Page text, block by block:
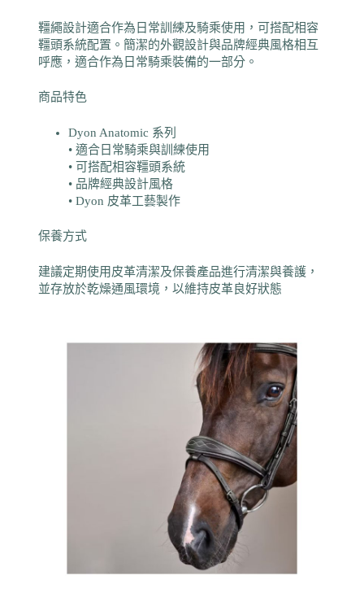
韁繩設計適合作為日常訓練及騎乘使用，可搭配相容
韁頭系統配置。簡潔的外觀設計與品牌經典風格相互
呼應，適合作為日常騎乘裝備的一部分。
商品特色
Dyon Anatomic 系列
• 適合日常騎乘與訓練使用
• 可搭配相容韁頭系統
• 品牌經典設計風格
• Dyon 皮革工藝製作
保養方式
建議定期使用皮革清潔及保養產品進行清潔與養護，
並存放於乾燥通風環境，以維持皮革良好狀態